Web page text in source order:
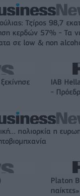
Τζίρος 98,7
κερδών 57% - Τα
σε low & non
IAB
-
πολιορκία η
Platon
παίκτες»